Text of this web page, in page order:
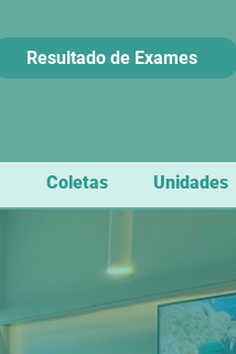
Resultado de Exames
Coletas Unidades